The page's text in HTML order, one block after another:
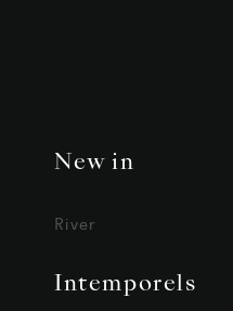
New in
River
Intemporels